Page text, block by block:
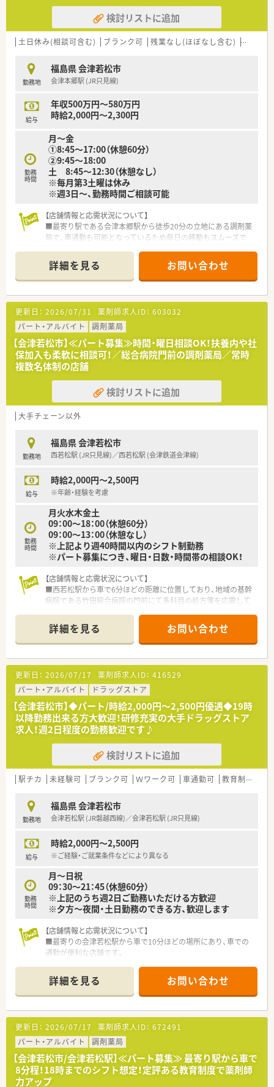
検討リストに追加
土日休み(相談可含む) ブランク可 残業なし(ほぼなし含む) 転勤な
勤務地
福島県 会津若松市
会津本郷駅 (JR只見線)
給与
年収500万円～580万円
時給2,000円～2,300円
勤務
時間
月～金
①8:45～17:00（休憩60分）
②9:45～18:00
土 8:45～12:30（休憩なし）
※毎月第3土曜は休み
※週3日～、勤務時間ご相談可能
【店舗情報と応需状況について】
■最寄り駅である会津本郷駅から徒歩20分の立地にある調剤薬
局で、車通勤も可能となっているため毎日の移動もスムーズで
■近隣の医療機関から様々な種類の処方箋を受需しており、幅広
い年代の患者様に対して親身な服薬指導を行なっております。
■調剤業務や服薬指導をスムーズに進められるよう、適切な人員
を配置して落ち着いて業務に取り組める体制を整えています。
【こんな方が活躍中】
■子育てや家事と仕事を両立しながら、18時終業の環境を活か
して効率良く勤務するママさん薬剤師の方が活躍されていま
す。
■これまでの調剤経験を活かし、年齢を重ねても即戦力として元
気に勤務を続けているベテラン薬剤師もいます。
■一度現場を離れたブランクのある方も安心してスタートして
いただけるようフォローいたします！実際にブランクがある方の
ご勤務実績もございます。
■地域密着の調剤薬局だからこそ、患者様一人ひとりとじっくり
向き合い、信頼関係を築けるやりがいがあります。
■シフトの相談がしやすく休日もしっかり確保できるため、プラ
■大手企業のような過度な縛りがなく、現場の意見が尊重される
風通しの良い環境です♪
【法人特徴について】
■地域に深く根ざした調剤薬局を運営しており、患者様一人ひと
りに寄り添った医療サービスの提供を目指しております。
■大手チェーンにはない柔軟性と温かみのある風土を備えてお
り、スタッフ同士が意見を出し合いやすい環境となっています。
る薬局作りを第一に考えて事業を展開しております。
詳細を見る お問い合わせ
更新日： 2026/07/31 薬剤師求人ID： 603032
パート・アルバイト
調剤薬局
【会津若松市】≪パート募集≫時間・曜日相談OK！扶養内や社
保加入も柔軟に相談可！／総合病院門前の調剤薬局／常時
複数名体制の店舗
検討リストに追加
大手チェーン以外
勤務地
福島県 会津若松市
西若松駅 (JR只見線)／西若松駅 (会津鉄道会津線)
給与
時給2,000円～2,500円
※年齢・経験を考慮
勤務
時間
月火水木金土
09：00～18：00（休憩60分）
09：00～13：00（休憩なし）
※上記より週40時間以内のシフト制勤務
※パート募集につき、曜日・日数・時間帯の相談OK！
【店舗情報と応需状況について】
■西若松駅から車で6分ほどの距離に位置しており、地域の基幹
病院である竹田綜合病院の門前にて多科目の処方箋を応需して
■処方箋枚数は1日平均60枚前後となっており、日によって30枚
から80枚程度の変動があるため適度なスピード感を持って働け
ます。
■内科や精神科の処方箋をメインに取り扱っているため、特定科
目の深い知識だけでなく総合病院門前ならではの幅広い経験を
積めます。
【職場環境と雰囲気】
■30代後半の管理薬剤師を中心とした活気ある職場で、スタッ
フ同士の仲が良く困ったことがあればすぐに相談できるアット
ホームな環境です。
■広々とした清潔感のある店舗設計となっており、ゆとりを持っ
て調剤や服薬指導に取り組むことができる快適な作業空間が確
保されています。
■事務スタッフも常勤で3名在籍しており、安心して業務に取り
【求人について】
■曜日・お時間相談OK！土日祝休み、AMのみ扶養内、週休3日な
■時給2,000円～2,500円、前職給与など考慮しご相談いたしま
す。
境です。
詳細を見る お問い合わせ
更新日： 2026/07/17 薬剤師求人ID： 416529
パート・アルバイト
ドラッグストア
【会津若松市】◆パート/時給2,000円～2,500円優遇◆19時
以降勤務出来る方大歓迎！研修充実の大手ドラッグストア
求人！週2日程度の勤務歓迎です♪
検討リストに追加
駅チカ 未経験可 ブランク可 Ｗワーク可 車通勤可 教育制度あり
勤務地
福島県 会津若松市
会津若松駅 (JR磐越西線)／会津若松駅 (JR只見線)
給与
時給2,000円～2,500円
※ご経験・ご就業条件などにより異なる
勤務
時間
月～日祝
09：30～21：45（休憩60分）
※上記のうち週2日ご勤務いただける方歓迎
※夕方～夜間・土日勤務のできる方、歓迎します
【店舗情報と応需状況について】
■最寄りの会津若松駅から車で10分ほどの場所にあり、車での
通勤が便利な店舗です。
受付は行っていません。
■営業時間は9時半から21時半までで、地域のお客様の幅広いニ
ーズに対応しています。
【法人特徴について】
■直近15年間で売上高が4倍に成長するなど、安定した経営基盤
を持つ業界大手企業です。
■薬剤師の業務と店舗運営を分ける「1店舗2ライン制」により、
専門業務に集中できます。
■子育てサポート企業の証「プラチナくるみん」と女性活躍推進
詳細を見る お問い合わせ
更新日： 2026/07/17 薬剤師求人ID： 672491
パート・アルバイト
調剤薬局
【会津若松市/会津若松駅】≪パート募集≫ 最寄り駅から車で
8分程！18時までのシフト想定！定評ある教育制度で薬剤師
力アップ